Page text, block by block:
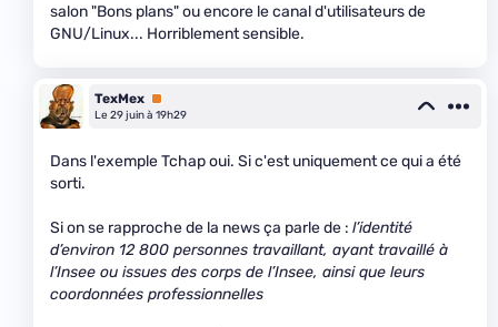
salon "Bons plans" ou encore le canal d'utilisateurs de
GNU/Linux... Horriblement sensible.
TexMex Premium
Le 29 juin à 19h29
Dans l'exemple Tchap oui. Si c'est uniquement ce qui a été
sorti.
Si on se rapproche de la news ça parle de : l’identité
d’environ 12 800 personnes travaillant, ayant travaillé à
l’Insee ou issues des corps de l’Insee, ainsi que leurs
coordonnées professionnelles